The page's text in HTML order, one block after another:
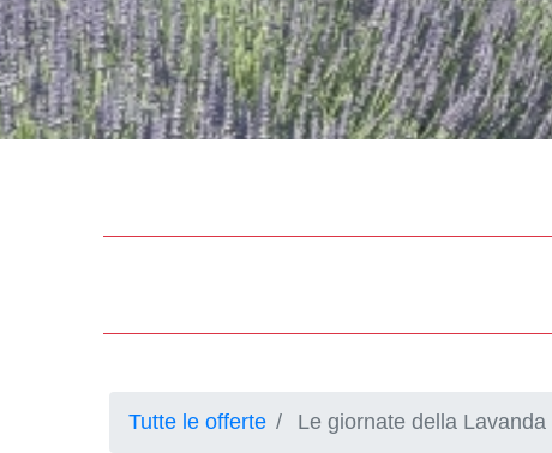
Tutte le offerte Le giornate della Lavanda